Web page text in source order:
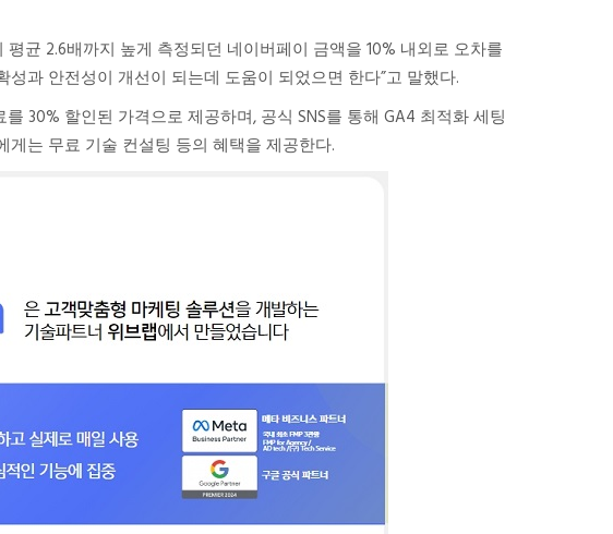
균 2.6배까지 높게 측정되던 네이버페이 금액을 10% 내외로 오차를
과 안전성이 개선이 되는데 도움이 되었으면 한다”고 말했다.
30% 할인된 가격으로 제공하며, 공식 SNS를 통해 GA4 최적화 세팅
는 무료 기술 컨설팅 등의 혜택을 제공한다.